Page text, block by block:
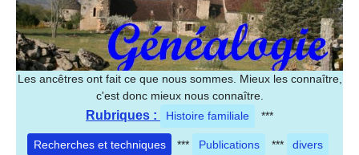
Les ancêtres ont fait ce que nous sommes. Mieux les connaître,
c'est donc mieux nous connaître.
Rubriques : Histoire familiale ***
Recherches et techniques *** Publications *** divers